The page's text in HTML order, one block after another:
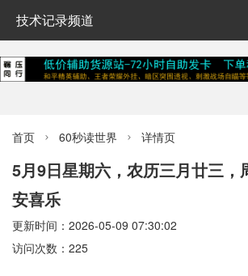
技术记录频道
首页  60秒读世界  详情页
5月9日星期六，农历三月廿三，
安喜乐
更新时间：2026-05-09 07:30:02
访问次数：225